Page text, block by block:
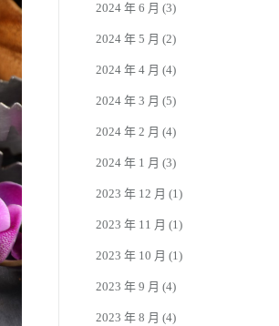
2024 年 6 月 (3)
2024 年 5 月 (2)
2024 年 4 月 (4)
2024 年 3 月 (5)
2024 年 2 月 (4)
2024 年 1 月 (3)
2023 年 12 月 (1)
2023 年 11 月 (1)
2023 年 10 月 (1)
2023 年 9 月 (4)
2023 年 8 月 (4)